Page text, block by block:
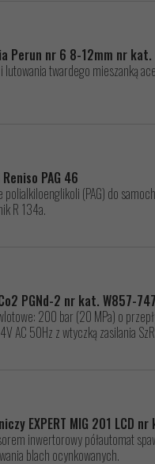
Perun nr 6 8-12mm nr
lutowania twardego mieszanką
PAG 46
polialkiloenglikoli (PAG) do
R 134a.
PGNd-2 nr kat. W857-
200 bar (20 MPa) o
AC 50Hz z wtyczką zasilania
EXPERT MIG 201 LCD nr
inwertorowy półautomat
blach ocynkowanych.